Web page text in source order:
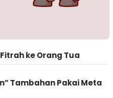
ke Orang Tua
Tambahan Pakai Meta